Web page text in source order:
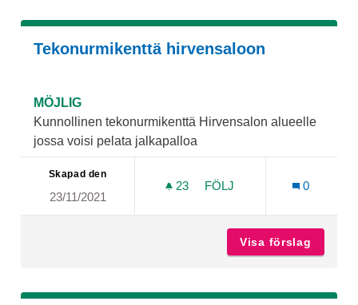
Tekonurmikenttä hirvensaloon
MÖJLIG
Kunnollinen tekonurmikenttä Hirvensalon alueelle
jossa voisi pelata jalkapalloa
Skapad den
23/11/2021
23 23 FÖLJARE
FÖLJ
0
Visa förslag